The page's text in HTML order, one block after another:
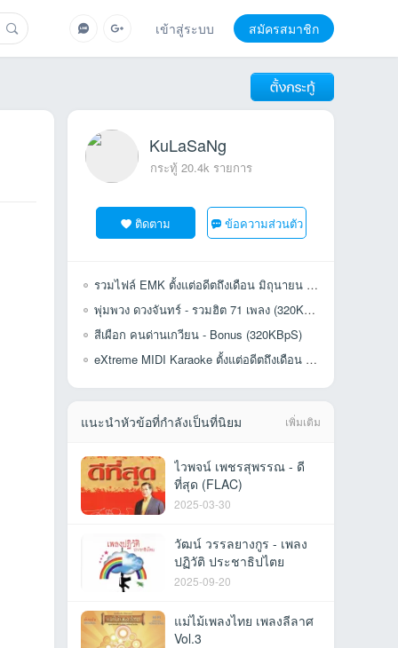
เข้าสู่ระบบ สมัครสมาชิก
KuLaSaNg
กระทู้ 20.4k รายการ
ติดตาม ข้อความส่วนตัว
รวมไฟล์ EMK ตั้งแต่อดีตถึงเดือน มิถุนายน 2563 (คัดเพลงซ้ำ 100%)
พุ่มพวง ดวงจันทร์ - รวมฮิต 71 เพลง (320KBpS)
สีเผือก คนด่านเกวียน - Bonus (320KBpS)
eXtreme MIDI Karaoke ตั้งแต่อดีตถึงเดือน มิถุนายน 2563 (69,628 เพลง)
แนะนำหัวข้อที่กำลังเป็นที่นิยม เพิ่มเติม
ไวพจน์ เพชรสุพรรณ - ดี
ที่สุด (FLAC)
2025-03-30
วัฒน์ วรรลยางกูร - เพลง
ปฏิวัติ ประชาธิปไตย
2025-09-20
แม่ไม้เพลงไทย เพลงลีลาศ
Vol.3